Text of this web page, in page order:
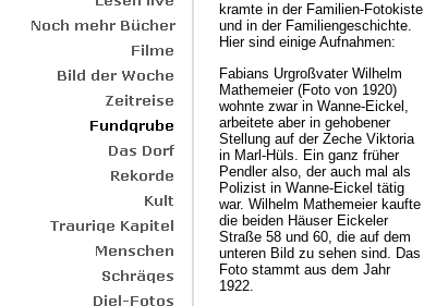
kramte in der Familien-Fotokiste
und in der Familiengeschichte.
Hier sind einige Aufnahmen:
Fabians Urgroßvater Wilhelm
Mathemeier (Foto von 1920)
wohnte zwar in Wanne-Eickel,
arbeitete aber in gehobener
Stellung auf der Zeche Viktoria
in Marl-Hüls. Ein ganz früher
Pendler also, der auch mal als
Polizist in Wanne-Eickel tätig
war. Wilhelm Mathemeier kaufte
die beiden Häuser Eickeler
Straße 58 und 60, die auf dem
unteren Bild zu sehen sind. Das
Foto stammt aus dem Jahr
1922.